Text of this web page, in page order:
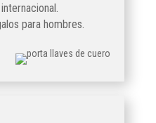
para hombres.